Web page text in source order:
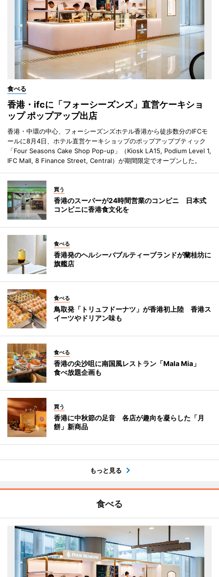
食べる
香港・ifcに「フォーシーズンズ」直営ケーキショ
ップ ポップアップ出店
香港・中環の中心、フォーシーズンズホテル香港から徒歩数分のIFCモ
ールに8月4日、ホテル直営ケーキショップのポップアップブティック
「Four Seasons Cake Shop Pop-up」（Kiosk LA15, Podium Level 1,
IFC Mall, 8 Finance Street, Central）が期間限定でオープンした。
買う
香港のスーパーが24時間営業のコンビニ 日本式
コンビニに香港食文化を
食べる
香港発のヘルシーバブルティーブランドが蘭桂坊に
旗艦店
食べる
鳥取発「トリュフドーナツ」が香港初上陸 香港ス
イーツやドリアン味も
食べる
香港の尖沙咀に南国風レストラン「Mala Mia」
食べ放題企画も
買う
香港に中秋節の足音 各店が趣向を凝らした「月
餅」新商品
もっと見る
食べる